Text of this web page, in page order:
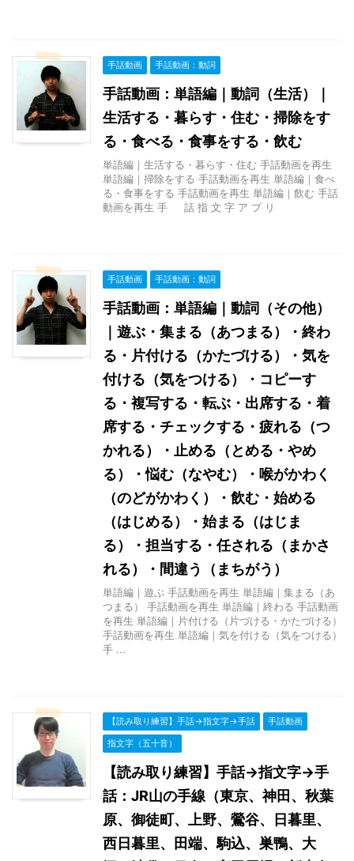
手話動画 手話動画：動詞
手話動画：単語編｜動詞（生活）｜
生活する・暮らす・住む・掃除をす
る・食べる・食事をする・飲む
単語編｜生活する・暮らす・住む 手話動画を再生
単語編｜掃除をする 手話動画を再生 単語編｜食べ
る・食事をする 手話動画を再生 単語編｜飲む 手話
動画を再生 手 話 指 文 字 ア プ リ
手話動画 手話動画：動詞
手話動画：単語編｜動詞（その他）
｜遊ぶ・集まる（あつまる）・終わ
る・片付ける（かたづける）・気を
付ける（気をつける）・コピーす
る・複写する・転ぶ・出席する・着
席する・チェックする・疲れる（つ
かれる）・止める（とめる・やめ
る）・悩む（なやむ）・喉がかわく
（のどがかわく）・飲む・始める
（はじめる）・始まる（はじま
る）・担当する・任される（まかさ
れる）・間違う（まちがう）
単語編｜遊ぶ 手話動画を再生 単語編｜集まる（あ
つまる） 手話動画を再生 単語編｜終わる 手話動画
を再生 単語編｜片付ける（片づける・かたづける）
手話動画を再生 単語編｜気を付ける（気をつける）
手 ...
【読み取り練習】手話→指文字→手話
手話動画
指文字（五十音）
【読み取り練習】手話→指文字→手
話：JR山の手線（東京、神田、秋葉
原、御徒町、上野、鶯谷、日暮里、
西日暮里、田端、駒込、巣鴨、大